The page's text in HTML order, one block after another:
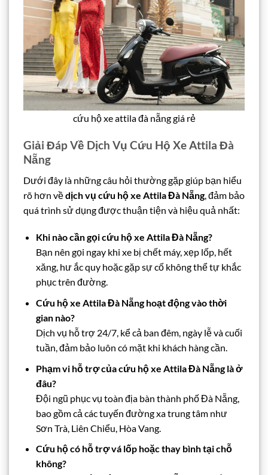
cứu hộ xe attila đà nẵng giá rẻ
Giải Đáp Về Dịch Vụ Cứu Hộ Xe Attila Đà
Nẵng
Dưới đây là những câu hỏi thường gặp giúp bạn hiểu
rõ hơn vềdịch vụ cứu hộ xe Attila Đà Nẵng, đảm bảo
quá trình sử dụng được thuận tiện và hiệu quả nhất:
Khi nào cần gọi cứu hộ xe Attila Đà Nẵng?
Bạn nên gọi ngay khi xe bị chết máy, xẹp lốp, hết
xăng, hư ắc quy hoặc gặp sự cố không thể tự khắc
phục trên đường.
Cứu hộ xe Attila Đà Nẵng hoạt động vào thời
gian nào?
Dịch vụ hỗ trợ 24/7, kể cả ban đêm, ngày lễ và cuối
tuần, đảm bảo luôn có mặt khi khách hàng cần.
Phạm vi hỗ trợ của cứu hộ xe Attila Đà Nẵng là ở
đâu?
Đội ngũ phục vụ toàn địa bàn thành phố Đà Nẵng,
bao gồm cả các tuyến đường xa trung tâm như
Sơn Trà, Liên Chiểu, Hòa Vang.
Cứu hộ có hỗ trợ vá lốp hoặc thay bình tại chỗ
không?